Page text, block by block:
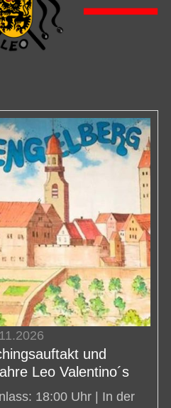
und
Leo Valentino´s
18:00 Uhr | In der